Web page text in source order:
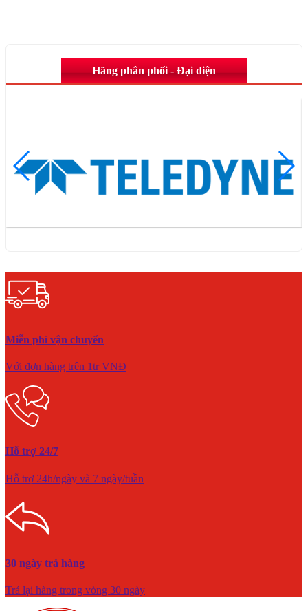
Hãng phân phối - Đại diện
Miễn phí vận chuyển
Với đơn hàng trên 1tr VNĐ
Hỗ trợ 24/7
Hỗ trợ 24h/ngày và 7 ngày/tuần
30 ngày trả hàng
Trả lại hàng trong vòng 30 ngày